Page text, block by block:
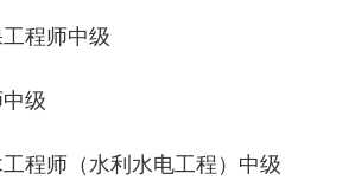
程师中级
药师中级
程师（水利水电工程）中级